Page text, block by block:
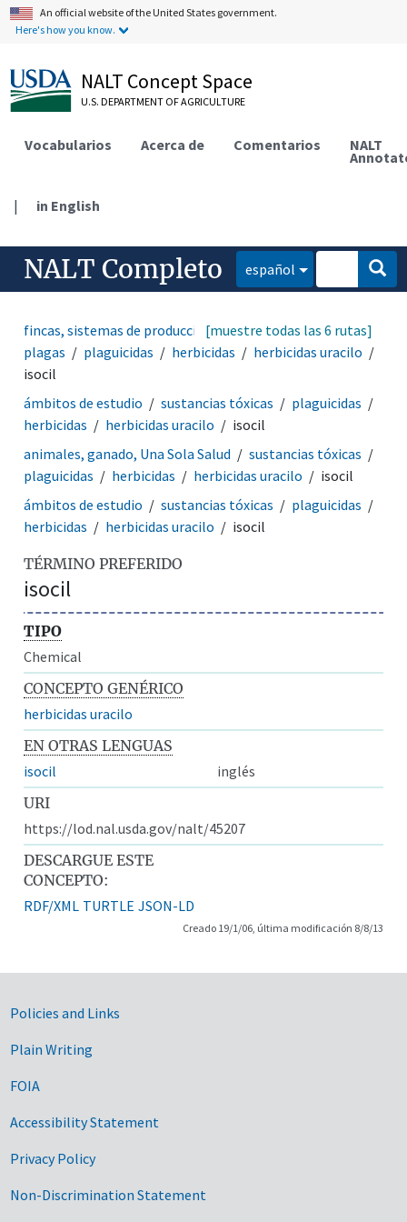
An official website of the United States government.
Here's how you know.
NALT Concept Space
U.S. DEPARTMENT OF AGRICULTURE
Vocabularios Acerca de Comentarios NALT
| in English
NALT Completo español
fincas, sistemas de producción agrícola
manejo de
plagas
plaguicidas herbicidas
herbicidas uracilo
isocil
[muestre todas las 6 rutas]
ámbitos de estudio sustancias tóxicas
plaguicidas
herbicidas
herbicidas uracilo
isocil
animales, ganado, Una Sola Salud
sustancias tóxicas
plaguicidas
herbicidas herbicidas uracilo
isocil
ámbitos de estudio
sustancias tóxicas
plaguicidas
herbicidas
herbicidas uracilo isocil
TÉRMINO PREFERIDO
isocil
TIPO
Chemical
CONCEPTO GENÉRICO
herbicidas uracilo
EN OTRAS LENGUAS
isocil
inglés
URI
https://lod.nal.usda.gov/nalt/45207
DESCARGUE ESTE
CONCEPTO:
RDF/XML TURTLE JSON-LD
Creado 19/1/06, última modificación 8/8/13
Government Links
Policies and Links
Plain Writing
FOIA
Accessibility Statement
Privacy Policy
Non-Discrimination Statement